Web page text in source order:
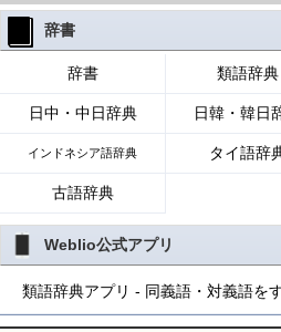
辞書
辞書 類語辞典
日中・中日辞典 日韓・韓日
インドネシア語辞典 タイ語辞
古語辞典
Weblio公式アプリ
類語辞典アプリ - 同義語・対義語を